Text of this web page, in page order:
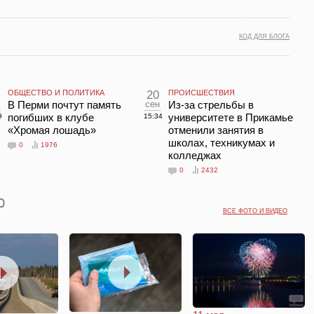
КОД ДЛЯ БЛОГА
ОБЩЕСТВО И ПОЛИТИКА
В Перми почтут память
погибших в клубе
«Хромая лошадь»
0 1976
20
сен
15:34
ПРОИСШЕСТВИЯ
Из-за стрельбы в
университете в Прикамье
отменили занятия в
школах, техникумах и
колледжах
0 2432
ВСЕ ФОТО И ВИДЕО